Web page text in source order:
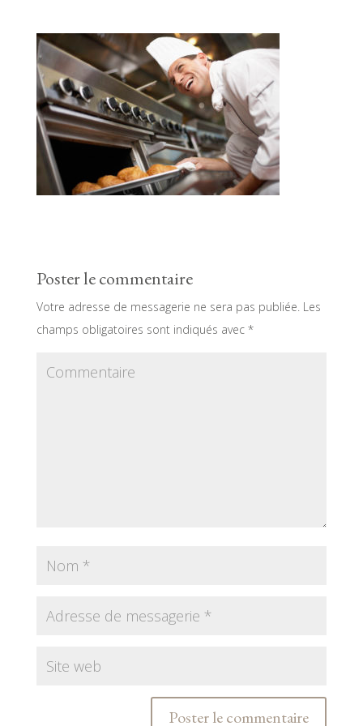
Poster le commentaire
Votre adresse de messagerie ne sera pas publiée.Les
champs obligatoires sont indiqués avec *